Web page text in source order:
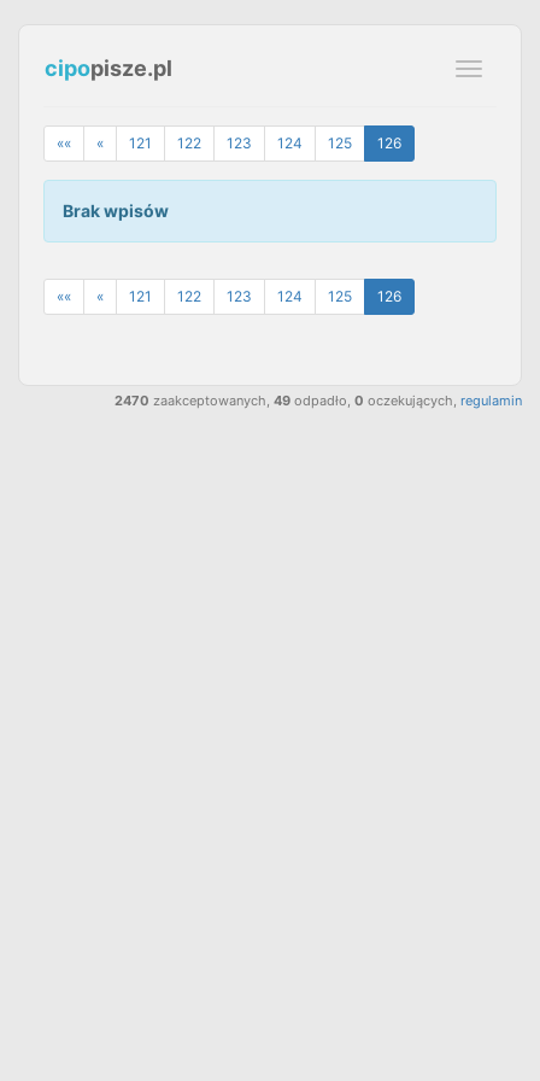
Toggle
cipopisze.pl
«« « 121 122 123 124 125 126
Brak wpisów
«« « 121 122 123 124 125 126
2470 zaakceptowanych, 49 odpadło, 0 oczekujących, regulamin